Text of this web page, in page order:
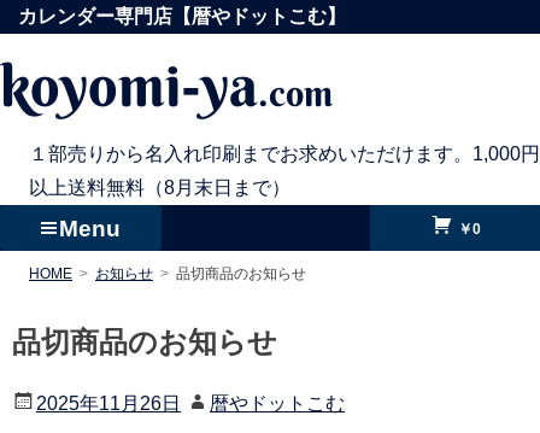
テ
キ
カレンダー専門店【暦やドットこむ】
koyomi-ya.com
１部売りから名入れ印刷までお求めいただけます。1,000円
以上送料無料（8月末日まで）
Menu ￥0
HOME お知らせ 品切商品のお知らせ
品切商品のお知らせ
2025年11月26日 暦やドットこむ